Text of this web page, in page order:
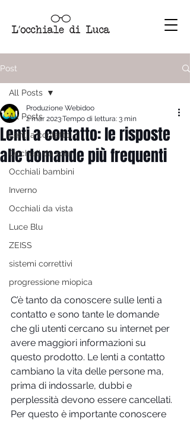
Post
All Posts
Lenti a contatto
Occhiali da sole
Occhiali bambini
Inverno
Occhiali da vista
Luce Blu
ZEISS
sistemi correttivi
progressione miopica
All Posts
Lenti a contatto: le risposte
alle domande più frequenti
Produzione Webidoo
2 mar 2023Tempo di lettura: 3 min
C’è tanto da conoscere sulle lenti a
contatto e sono tante le domande
che gli utenti cercano su internet per
avere maggiori informazioni su
questo prodotto. Le lenti a contatto
cambiano la vita delle persone ma,
prima di indossarle, dubbi e
perplessità devono essere cancellati.
Per questo è importante conoscere